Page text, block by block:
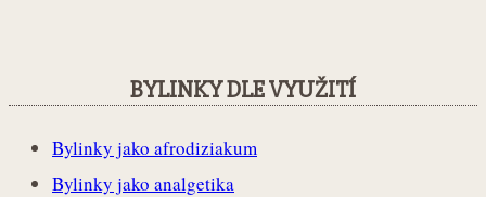
BYLINKY DLE VYUŽITÍ
Bylinky jako afrodiziakum
Bylinky jako analgetika